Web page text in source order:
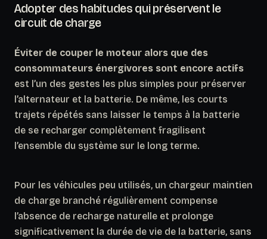
Adopter des habitudes qui préservent le
circuit de charge
Éviter de couper le moteur alors que des
consommateurs énergivores sont encore actifs
est l’un des gestes les plus simples pour préserver
l’alternateur et la batterie. De même, les courts
trajets répétés sans laisser le temps à la batterie
de se recharger complètement fragilisent
l’ensemble du système sur le long terme.
Pour les véhicules peu utilisés, un chargeur maintien
de charge branché régulièrement compense
l’absence de recharge naturelle et prolonge
significativement la durée de vie de la batterie, sans